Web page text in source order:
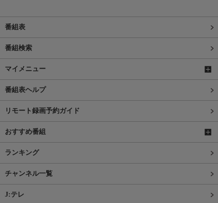
番組表
番組検索
マイメニュー
番組表ヘルプ
リモート録画予約ガイド
おすすめ番組
ランキング
チャンネル一覧
J:テレ